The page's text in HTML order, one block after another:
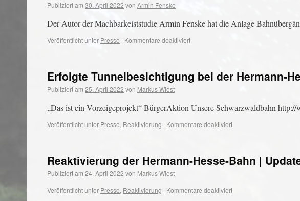
Publiziert am 30. April 2022 von Armin Fenske
Der Autor der Machbarkeiststudie Armin Fenske hat die Anlage
Veröffentlicht unter Presse | Kommentare deaktiviert
Erfolgte Tunnelbesichtigung bei der Hermann-
Publiziert am 25. April 2022 von Markus Wiest
„Das ist ein Vorzeigeprojekt“ BürgerAktion Unsere Schwarzwaldbahn
Veröffentlicht unter Presse, Reaktivierung | Kommentare deaktiviert
Reaktivierung der Hermann-Hesse-Bahn |
Publiziert am 24. April 2022 von Markus Wiest
Veröffentlicht unter Presse, Reaktivierung | Kommentare deaktiviert